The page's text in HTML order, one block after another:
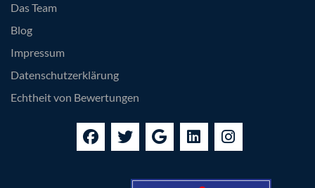
Das Team
Blog
Impressum
Datenschutzerklärung
Echtheit von Bewertungen